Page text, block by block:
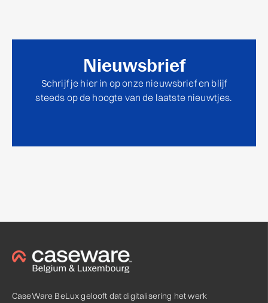
Nieuwsbrief
Schrijf je hier in op onze nieuwsbrief en blijf
steeds op de hoogte van de laatste nieuwtjes.
CaseWare BeLux gelooft dat digitalisering het werk